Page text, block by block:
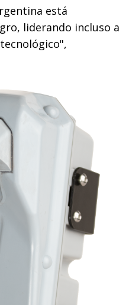
está
liderando incluso a